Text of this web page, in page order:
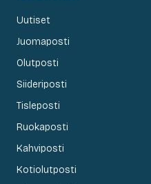
Uutiset
Juomaposti
Olutposti
Siideriposti
Tisleposti
Ruokaposti
Kahviposti
Kotiolutposti